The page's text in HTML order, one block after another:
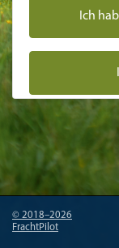
Ich
© 2018–2026
FrachtPilot